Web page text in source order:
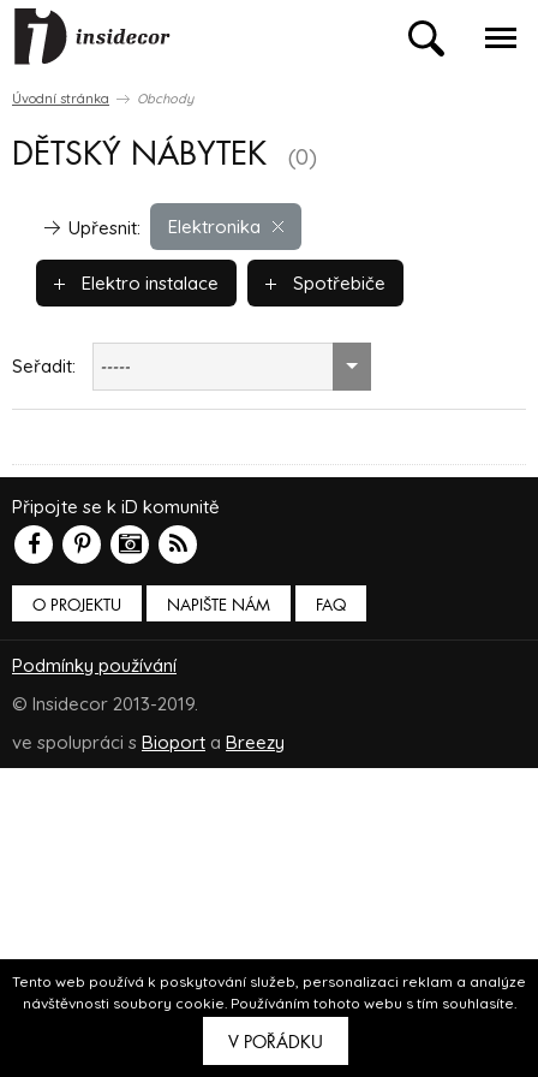
Tento web používá k poskytování služeb, personalizaci reklam a analýze
návštěvnosti soubory cookie. Používáním tohoto webu s tím souhlasíte.
V POŘÁDKU
Úvodní stránka Obchody
DĚTSKÝ NÁBYTEK (0)
Elektronika
Upřesnit:
Elektro instalace Spotřebiče
Seřadit: -----
O PROJEKTU NAPIŠTE NÁM
Připojte se k iD komunitě
FAQ
Podmínky používání
© Insidecor 2013-2019.
ve spolupráci s Bioport a Breezy